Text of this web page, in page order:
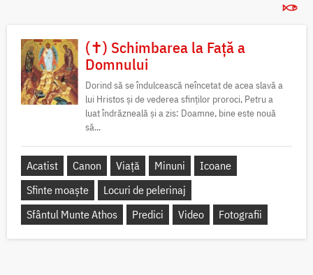
(✝) Schimbarea la Față a
Domnului
Dorind să se îndulcească neîncetat de acea slavă a
lui Hristos și de vederea sfinților proroci, Petru a
luat îndrăzneală și a zis: Doamne, bine este nouă
să...
Acatist Canon Viață Minuni
Icoane
Sfinte moaște
Locuri de pelerinaj
Sfântul Munte Athos
Predici Video Fotografii